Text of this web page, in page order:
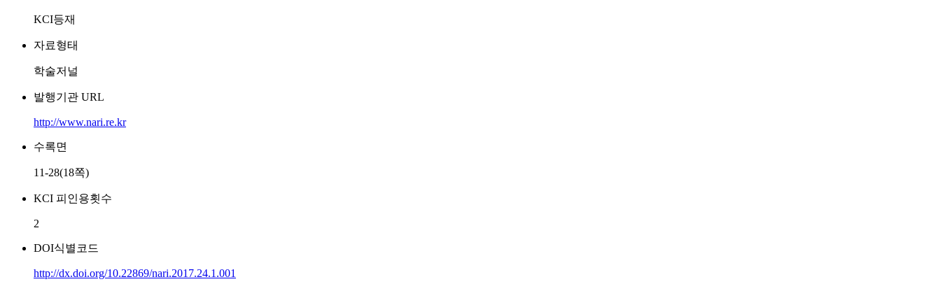
KCI등재
자료형태
학술저널
발행기관 URL
http://www.nari.re.kr
수록면
11-28(18쪽)
KCI 피인용횟수
2
DOI식별코드
http://dx.doi.org/10.22869/nari.2017.24.1.001